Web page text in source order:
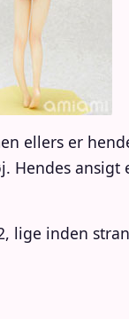
ellers er
lige inden